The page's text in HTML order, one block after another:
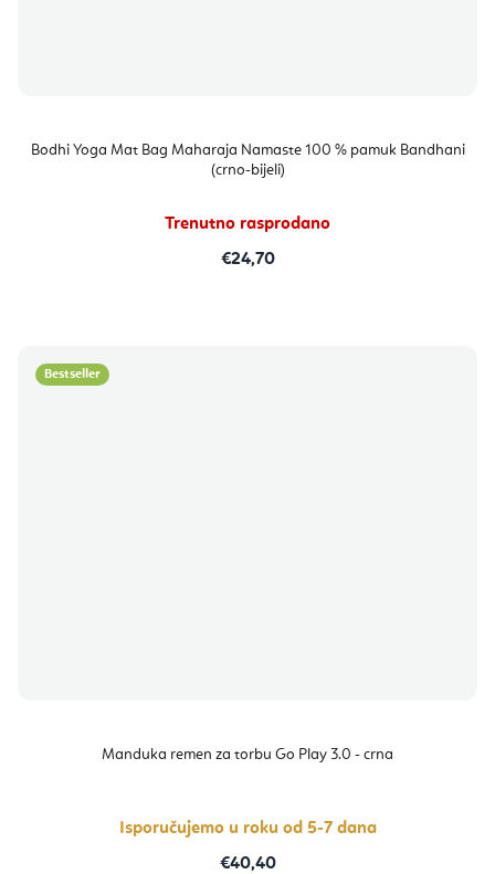
Bodhi Yoga Mat Bag Maharaja Namaste 100 % pamuk Bandhani
(crno-bijeli)
Trenutno rasprodano
€24,70
Bestseller
Manduka remen za torbu Go Play 3.0 - crna
Isporučujemo u roku od 5-7 dana
€40,40